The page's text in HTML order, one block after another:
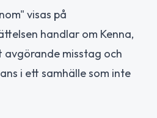
visas på
handlar om Kenna,
avgörande misstag och
i ett samhälle som inte